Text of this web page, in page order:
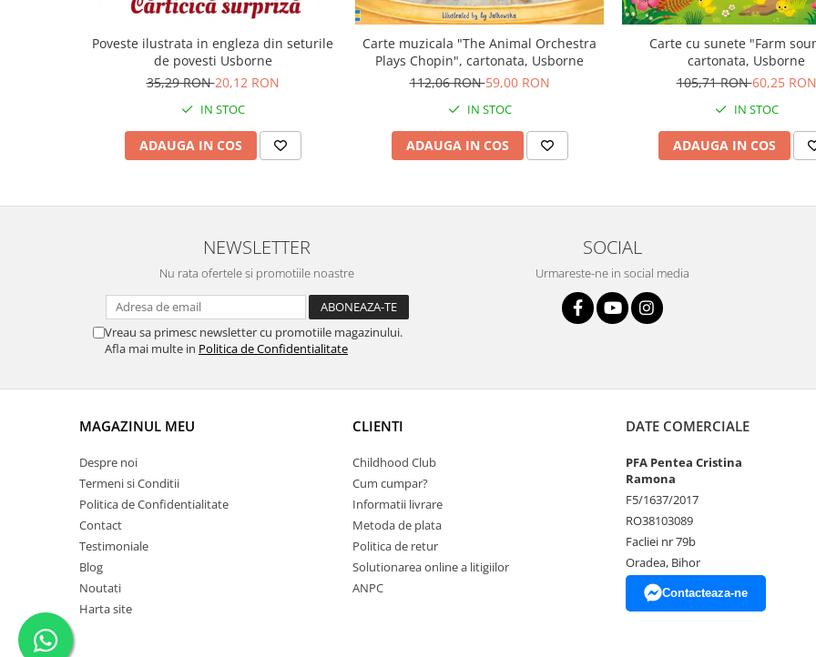
Poveste ilustrata in engleza din seturile
de povesti Usborne
35,29 RON20,12 RON
IN STOC
ADAUGA IN COS
Carte muzicala "The Animal Orchestra
Plays Chopin", cartonata, Usborne
112,06 RON59,00 RON
IN STOC
ADAUGA IN COS
Carte cu sunete "Farm
cartonata, Usborne
105,71 RON60,25 RON
IN STOC
ADAUGA IN COS
NEWSLETTER
Nu rata ofertele si promotiile noastre
Vreau sa primesc newsletter cu promotiile magazinului.
Afla mai multe in Politica de Confidentialitate
SOCIAL
Urmareste-ne in social media
MAGAZINUL MEU
Despre noi
Termeni si Conditii
Politica de Confidentialitate
Contact
Testimoniale
Blog
Noutati
Harta site
CLIENTI
Childhood Club
Cum cumpar?
Informatii livrare
Metoda de plata
Politica de retur
Solutionarea online a litigiilor
ANPC
DATE COMERCIALE
PFA Pentea Cristina
Ramona
F5/1637/2017
RO38103089
Facliei nr 79b
Oradea, Bihor
Contacteaza-ne